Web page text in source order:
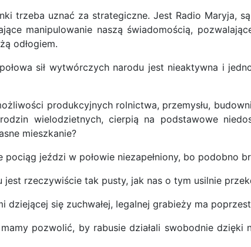
trzeba uznać za strategiczne. Jest Radio Maryja,
manipulowanie naszą świadomością,
odłogiem.
sił wytwórczych narodu jest nieaktywna i
produkcyjnych rolnictwa, przemysłu,
wielodzietnych, cierpią na podstawowe
mieszkanie?
jeździ w połowie niezapełniony, bo podobno
rzeczywiście tak pusty, jak nas o tym usilnie
dziejącej się zuchwałej, legalnej grabieży ma
pozwolić, by rabusie działali swobodnie